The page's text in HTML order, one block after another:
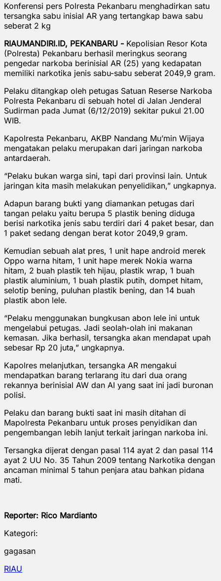
Konferensi pers Polresta Pekanbaru menghadirkan satu
tersangka sabu inisial AR yang tertangkap bawa sabu
seberat 2 kg
RIAUMANDIRI.ID, PEKANBARU - Kepolisian Resor Kota
(Polresta) Pekanbaru berhasil meringkus seorang
pengedar narkoba berinisial AR (25) yang kedapatan
memiliki narkotika jenis sabu-sabu seberat 2049,9 gram.
Pelaku ditangkap oleh petugas Satuan Reserse Narkoba
Polresta Pekanbaru di sebuah hotel di Jalan Jenderal
Sudirman pada Jumat (6/12/2019) sekitar pukul 21.00
WIB.
Kapolresta Pekanbaru, AKBP Nandang Mu’min Wijaya
mengatakan pelaku merupakan dari jaringan narkoba
antardaerah.
“Pelaku bukan warga sini, tapi dari provinsi lain. Untuk
jaringan kita masih melakukan penyelidikan,” ungkapnya.
Adapun barang bukti yang diamankan petugas dari
tangan pelaku yaitu berupa 5 plastik bening diduga
berisi narkotika jenis sabu terdiri dari 4 paket besar, dan
1 paket sedang dengan berat kotor 2049,9 gram.
Kemudian sebuah alat pres, 1 unit hape android merek
Oppo warna hitam, 1 unit hape merek Nokia warna
hitam, 2 buah plastik teh hijau, plastik wrap, 1 buah
plastik aluminium, 1 buah plastik putih, dompet hitam,
selotip bening, puluhan plastik bening, dan 14 buah
plastik abon lele.
“Pelaku menggunakan bungkusan abon lele ini untuk
mengelabui petugas. Jadi seolah-olah ini makanan
kemasan. Jika berhasil, tersangka akan mendapat upah
sebesar Rp 20 juta,” ungkapnya.
Kapolres melanjutkan, tersangka AR mengakui
mendapatkan barang terlarang itu dari dua orang
rekannya berinisial AW dan AI yang saat ini jadi buronan
polisi.
Pelaku dan barang bukti saat ini masih ditahan di
Mapolresta Pekanbaru untuk proses penyidikan dan
pengembangan lebih lanjut terkait jaringan narkoba ini.
Tersangka dijerat dengan pasal 114 ayat 2 dan pasal 114
ayat 2 UU No. 35 Tahun 2009 tentang Narkotika dengan
ancaman minimal 5 tahun penjara atau bahkan pidana
mati.
Reporter: Rico Mardianto
Kategori:
gagasan
RIAU